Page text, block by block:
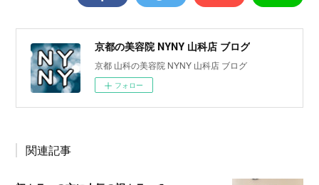
京都の美容院 NYNY 山科店 ブログ
京都 山科の美容院 NYNY 山科店 ブログ
フォロー
関連記事